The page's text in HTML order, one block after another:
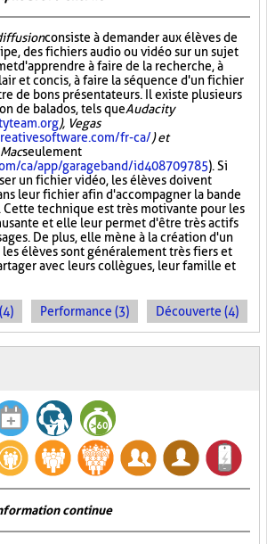
consiste à demander aux élèves de
des fichiers audio ou vidéo sur un sujet
d'apprendre à faire de la recherche, à
et concis, à faire la séquence d'un fichier
de bons présentateurs. Il existe plusieurs
de balados, tels queAudacity
), Vegas
fr-ca/) et
Macseulement
ca/app/garageband/id408709785). Si
un fichier vidéo, les élèves doivent
leur fichier afin d'accompagner la bande
Cette technique est très motivante pour les
et elle leur permet d'être très actifs
De plus, elle mène à la création d'un
élèves sont généralement très fiers et
avec leurs collègues, leur famille et
Performance (3) Découverte (4)
continue